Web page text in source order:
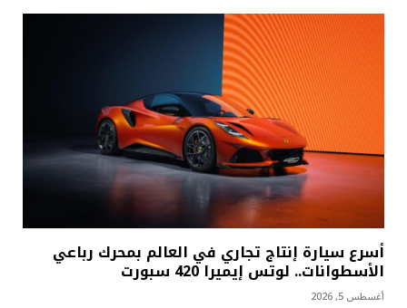
أسرع سيارة إنتاج تجاري في العالم بمحرك رباعي
الأسطوانات.. لوتس إيميرا 420 سبورت
أغسطس 5, 2026